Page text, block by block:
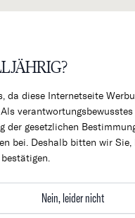
da diese Internetseite
verantwortungsbewusstes
der gesetzlichen
bei. Deshalb bitten wir Sie,
Nein, leider nicht
KÜCHENPRODUKTE &